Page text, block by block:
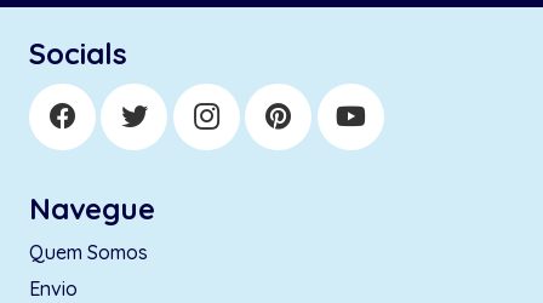
Socials
Navegue
Quem Somos
Envio